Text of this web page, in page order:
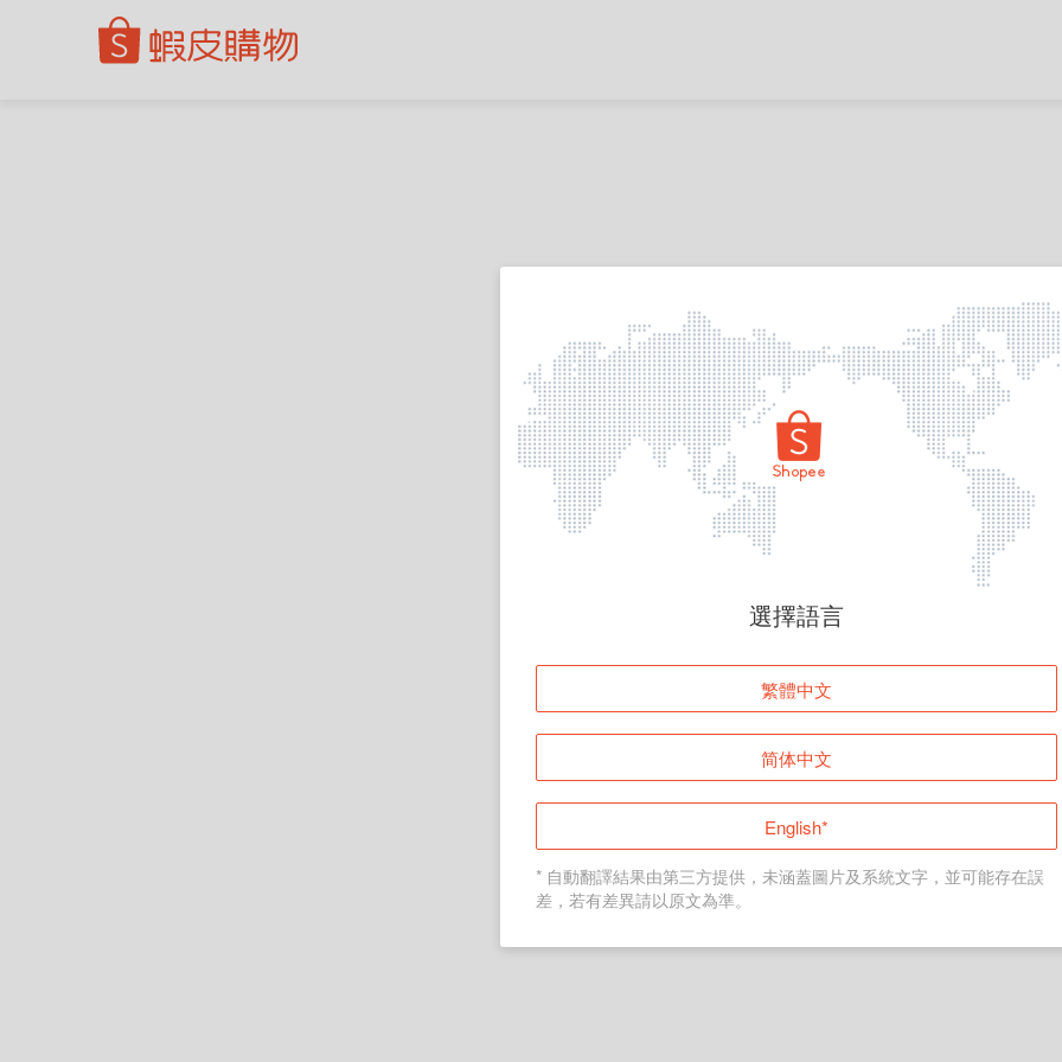
頁面無法顯示
登入
返回首頁
選擇語言
繁體中文
简体中文
English*
* 自動翻譯結果由第三方提供，未涵蓋圖片及系統文字，並可能存在誤
差，若有差異請以原文為準。